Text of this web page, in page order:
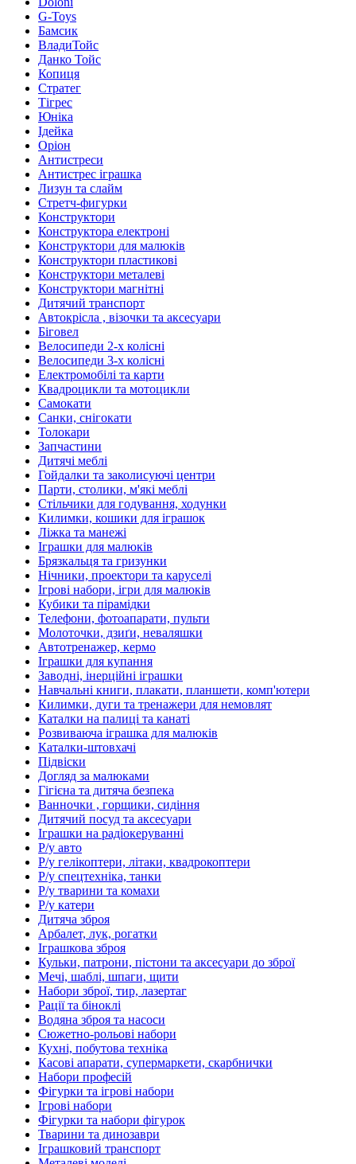
G-Toys
Бамсик
ВладиТойс
Данко Тойс
Копиця
Стратег
Тігрес
Юніка
Ідейка
Оріон
Антистреси
Антистрес іграшка
Лизун та слайм
Стретч-фигурки
Конструктори
Конструктора електроні
Конструктори для малюків
Конструктори пластикові
Конструктори металеві
Конструктори магнітні
Дитячий транспорт
Автокрісла , візочки та аксесуари
Біговел
Велосипеди 2-х колісні
Велосипеди 3-х колісні
Електромобілі та карти
Квадроцикли та мотоцикли
Самокати
Санки, снігокати
Толокари
Запчастини
Дитячі меблі
Гойдалки та заколисуючі центри
Парти, столики, м'які меблі
Стільчики для годування, ходунки
Килимки, кошики для іграшок
Ліжка та манежі
Іграшки для малюків
Брязкальця та гризунки
Нічники, проектори та каруселі
Ігрові набори, ігри для малюків
Кубики та пірамідки
Телефони, фотоапарати, пульти
Молоточки, дзиґи, неваляшки
Автотренажер, кермо
Іграшки для купання
Заводні, інерційні іграшки
Навчальні книги, плакати, планшети, комп'ютери
Килимки, дуги та тренажери для немовлят
Каталки на палиці та канаті
Розвиваюча іграшка для малюків
Каталки-штовхачі
Підвіски
Догляд за малюками
Гігієна та дитяча безпека
Ванночки , горщики, сидіння
Дитячий посуд та аксесуари
Іграшки на радіокеруванні
Р/у авто
Р/у гелікоптери, літаки, квадрокоптери
Р/у спецтехніка, танки
Р/у тварини та комахи
Р/у катери
Дитяча зброя
Арбалет, лук, рогатки
Іграшкова зброя
Кульки, патрони, пістони та аксесуари до зброї
Мечі, шаблі, шпаги, щити
Набори зброї, тир, лазертаг
Рації та біноклі
Водяна зброя та насоси
Сюжетно-рольові набори
Кухні, побутова техніка
Касові апарати, супермаркети, скарбнички
Набори професій
Фігурки та ігрові набори
Ігрові набори
Фігурки та набори фігурок
Тварини та динозаври
Іграшковий транспорт